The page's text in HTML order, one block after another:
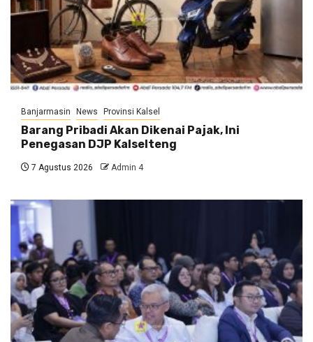
Banjarmasin News Provinsi Kalsel
Barang Pribadi Akan Dikenai Pajak, Ini
Penegasan DJP Kalselteng
7 Agustus 2026 Admin 4